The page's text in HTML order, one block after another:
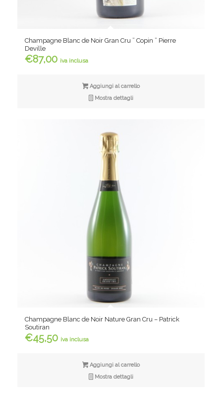
Champagne Blanc de Noir Gran Cru ” Copin ” Pierre
Deville
€87,00 iva inclusa
Aggiungi al carrello
Mostra dettagli
Champagne Blanc de Noir Nature Gran Cru – Patrick
Soutiran
€45,50 iva inclusa
Aggiungi al carrello
Mostra dettagli